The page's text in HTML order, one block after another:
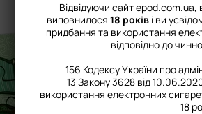
Відвідуючи сайт
виповнилося 18 років і ви
придбання та використання
відповідно до
156 Кодексу України про
13 Закону 3628 від
використання електронних
18